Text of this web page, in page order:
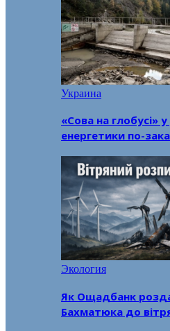
Украина
«Сова на глобусі»
енергетики по-
Экология
Як Ощадбанк
Бахматюка до